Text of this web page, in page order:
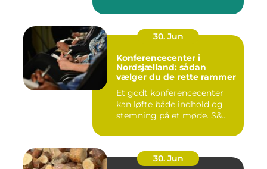
30. Jun
Konferencecenter i
Nordsjælland: sådan
vælger du de rette rammer
Et godt konferencecenter
kan løfte både indhold og
stemning på et møde. S&...
30. Jun